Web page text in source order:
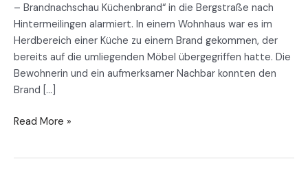
– Brandnachschau Küchenbrand“ in die Bergstraße nach
Hintermeilingen alarmiert. In einem Wohnhaus war es im
Herdbereich einer Küche zu einem Brand gekommen, der
bereits auf die umliegenden Möbel übergegriffen hatte. Die
Bewohnerin und ein aufmerksamer Nachbar konnten den
Brand […]
Read More »